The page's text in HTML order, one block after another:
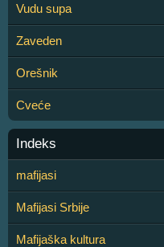
Vudu supa
Zaveden
Orešnik
Cveće
Indeks
mafijasi
Mafijasi Srbije
Mafijaška kultura